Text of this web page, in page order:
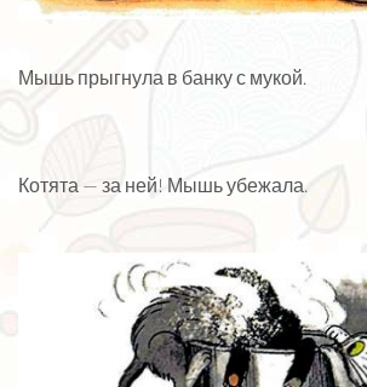
Мышь прыгнула в банку с мукой.
Котята — за ней! Мышь убежала.